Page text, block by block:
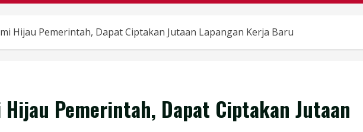
Hijau Pemerintah, Dapat Ciptakan Jutaan Lapangan Kerja Baru
Hijau Pemerintah, Dapat Ciptakan Jutaan